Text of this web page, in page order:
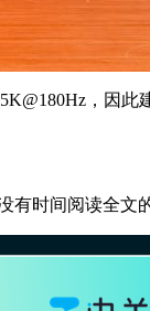
，因此
时间阅读全文